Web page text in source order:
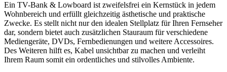
Ein TV-Bank & Lowboard ist zweifelsfrei ein Kernstück in jedem
Wohnbereich und erfüllt gleichzeitig ästhetische und praktische
Zwecke. Es stellt nicht nur den idealen Stellplatz für Ihren Fernseher
dar, sondern bietet auch zusätzlichen Stauraum für verschiedene
Mediengeräte, DVDs, Fernbedienungen und weitere Accessoires.
Des Weiteren hilft es, Kabel unsichtbar zu machen und verleiht
Ihrem Raum somit ein ordentliches und stilvolles Ambiente.